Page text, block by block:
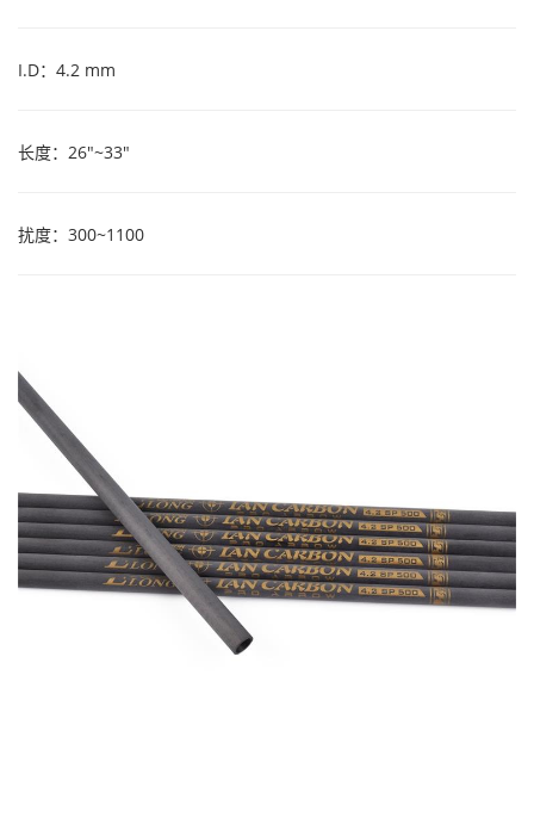
I.D：4.2 mm
长度：26"~33"
扰度：300~1100